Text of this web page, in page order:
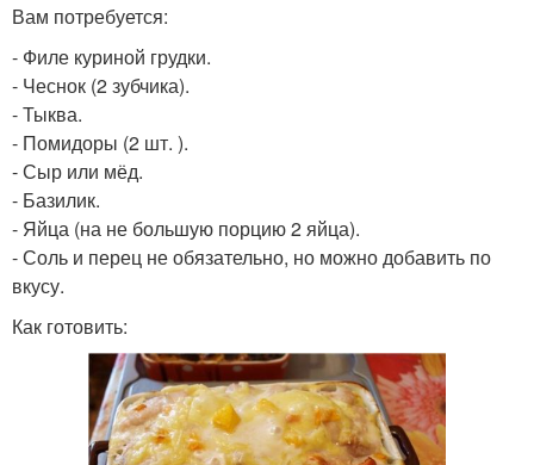
Вам потребуется:
- Филе куриной грудки.
- Чеснок (2 зубчика).
- Тыква.
- Помидоры (2 шт. ).
- Сыр или мёд.
- Базилик.
- Яйца (на не большую порцию 2 яйца).
- Соль и перец не обязательно, но можно добавить по
вкусу.
Как готовить: